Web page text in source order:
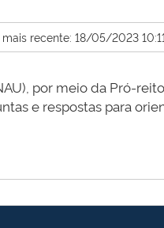
recente: 18/05/2023 10:11
por meio da Pró-
e respostas para